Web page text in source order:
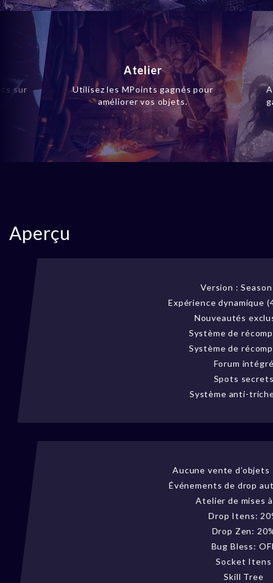
sur
Atelier
Utilisez les MPoints gagnés pour
améliorer vos objets.
Aperçu
Version :
Expérience dynamique
Nouveautés
Système de
Système de
Forum
Spots
Système anti-
Aucune vente
Événements de drop
Atelier de mises
Drop Itens:
Drop Zen:
Bug Bless:
Socket Itens
Skill Tree